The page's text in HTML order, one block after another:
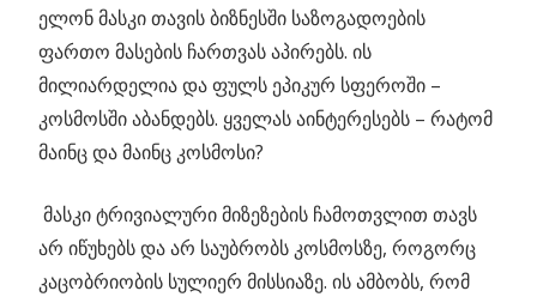
ელონ მასკი თავის ბიზნესში საზოგადოების
ფართო მასების ჩართვას აპირებს. ის
მილიარდელია და ფულს ეპიკურ სფეროში –
კოსმოსში აბანდებს. ყველას აინტერესებს – რატომ
მაინც და მაინც კოსმოსი?
მასკი ტრივიალური მიზეზების ჩამოთვლით თავს
არ იწუხებს და არ საუბრობს კოსმოსზე, როგორც
კაცობრიობის სულიერ მისსიაზე. ის ამბობს, რომ